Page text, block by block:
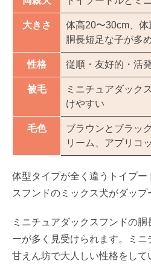
大きさ
体高20〜30cm、体
胴長短足な子が多
性格 従順・友好的・活
被毛
ミニチュアダック
けやすい
毛色
ブラウンとブラッ
リーム、アプリコ
体型タイプが全く違うトイプー
スフンドのミックス犬がダップ
ミニチュアダックスフンドの
ーが多く見受けられます。ミ
甘えん坊で大人しい性格をして